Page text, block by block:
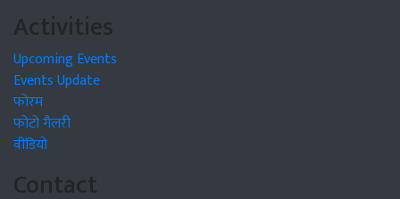
Activities
Upcoming Events
Events Update
फोरम
फोटो गैलरी
वीडियो
Contact